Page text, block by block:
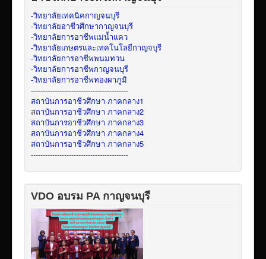
-วิทยาลัยเทคนิคกาญจนบุรี
-วิทยาลัยอาชีวศึกษากาญจนบุรี
-วิทยาลัยการอาชีพแม่น้ำแคว
-วิทยาลัยเกษตรและเทคโนโลยีกาญจบุรี
-วิทยาลัยการอาชีพพนมทวน
-วิทยาลัยการอาชีพกาญจนบุรี
-วิทยาลัยการอาชีพทองผาภูมิ
-----------------------------------------
สถาบันการอาชีวศึกษา ภาคกลาง1
สถาบันการอาชีวศึกษา ภาคกลาง2
สถาบันการอาชีวศึกษา ภาคกลาง3
สถาบันการอาชีวศึกษา ภาคกลาง4
สถาบันการอาชีวศึกษา ภาคกลาง5
-----------------------------------------
VDO อบรม PA กาญจนบุรี